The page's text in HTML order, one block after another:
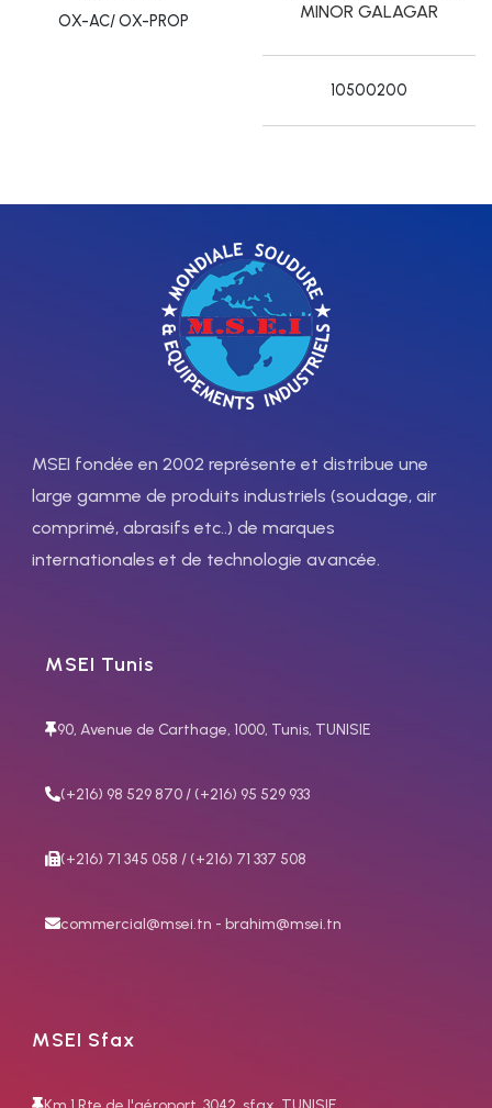
OX-AC/ OX-PROP
MINOR GALAGAR
10500200
buses OX-PROP
MSEI fondée en 2002 représente et distribue une
large gamme de produits industriels (soudage, air
comprimé, abrasifs etc..) de marques
internationales et de technologie avancée.
MSEI Tunis
90, Avenue de Carthage, 1000, Tunis, TUNISIE
(+216) 98 529 870 / (+216) 95 529 933
(+216) 71 345 058 / (+216) 71 337 508
commercial@msei.tn - brahim@msei.tn
MSEI Sfax